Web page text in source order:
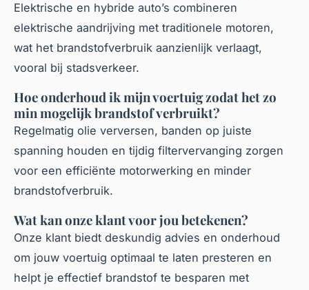
Elektrische en hybride auto’s combineren
elektrische aandrijving met traditionele motoren,
wat het brandstofverbruik aanzienlijk verlaagt,
vooral bij stadsverkeer.
Hoe onderhoud ik mijn voertuig zodat het zo
min mogelijk brandstof verbruikt?
Regelmatig olie verversen, banden op juiste
spanning houden en tijdig filtervervanging zorgen
voor een efficiënte motorwerking en minder
brandstofverbruik.
Wat kan onze klant voor jou betekenen?
Onze klant biedt deskundig advies en onderhoud
om jouw voertuig optimaal te laten presteren en
helpt je effectief brandstof te besparen met